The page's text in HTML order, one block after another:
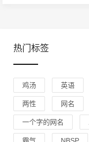
热门标签
鸡汤 英语
两性 网名
一个字的网名